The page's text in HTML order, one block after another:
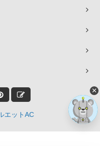
エットAC
×